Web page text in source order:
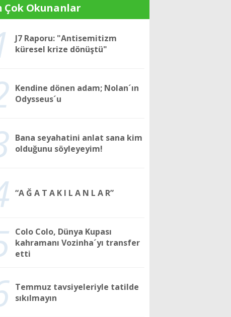
Çok Okunanlar
J7 Raporu: "Antisemitizm
küresel krize dönüştü"
Kendine dönen adam; Nolan´ın
Odysseus´u
Bana seyahatini anlat sana kim
olduğunu söyleyeyim!
“A Ğ A T A K I L A N L A R”
Colo Colo, Dünya Kupası
kahramanı Vozinha´yı transfer
etti
Temmuz tavsiyeleriyle tatilde
sıkılmayın